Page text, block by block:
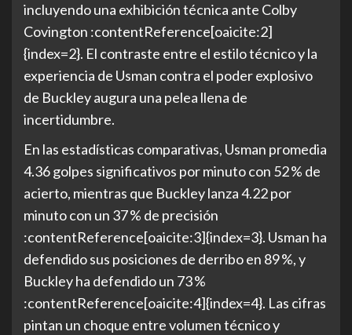
incluyendo una exhibición técnica ante Colby
Covington :contentReference[oaicite:2]
{index=2}. El contraste entre el estilo técnico y la
experiencia de Usman contra el poder explosivo
de Buckley augura una pelea llena de
incertidumbre.
En las estadísticas comparativas, Usman promedia
4.36 golpes significativos por minuto con 52 % de
acierto, mientras que Buckley lanza 4.22 por
minuto con un 37 % de precisión
:contentReference[oaicite:3]{index=3}. Usman ha
defendido sus posiciones de derribo en 89 %, y
Buckley ha defendido un 73 %
:contentReference[oaicite:4]{index=4}. Las cifras
pintan un choque entre volumen técnico y